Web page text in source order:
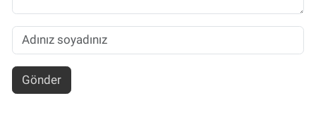
Gönder